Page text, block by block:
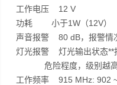
工作电压 12 V
功耗 小于1W（12V）
声音报警 80 dB，报警情
灯光报警 灯光输出状态**
危险程度，级别越高
工作频率 915 MHz: 902